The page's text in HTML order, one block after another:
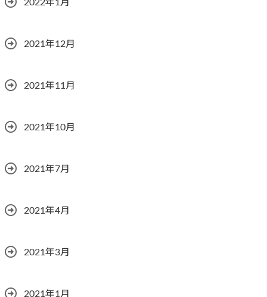
2022年1月
2021年12月
2021年11月
2021年10月
2021年7月
2021年4月
2021年3月
2021年1月